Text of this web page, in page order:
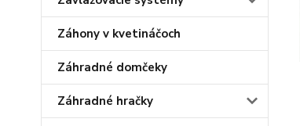
Záhony v kvetináčoch
Záhradné domčeky
Záhradné hračky